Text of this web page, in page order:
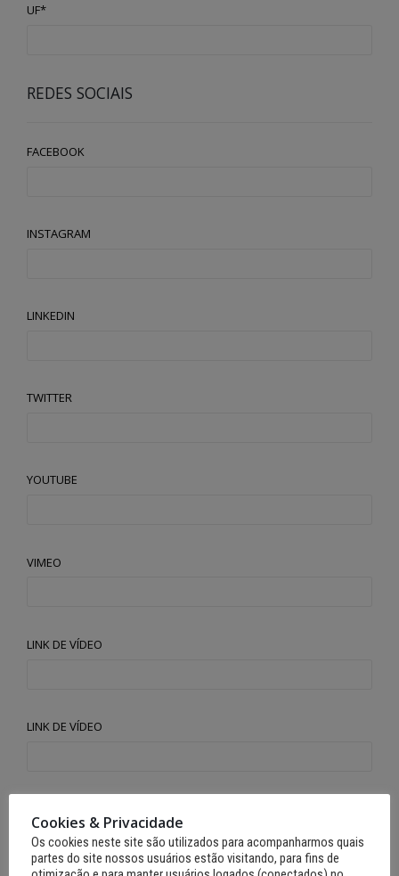
UF*
REDES SOCIAIS
FACEBOOK
INSTAGRAM
LINKEDIN
TWITTER
YOUTUBE
VIMEO
LINK DE VÍDEO
LINK DE VÍDEO
Cookies & Privacidade
Os cookies neste site são utilizados para acompanharmos quais
partes do site nossos usuários estão visitando, para fins de